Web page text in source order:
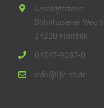
Geschäftsstelle:
Böhnhusener Weg 6
24220 Flintbek
04347-9087-0
info@ljv-sh.de